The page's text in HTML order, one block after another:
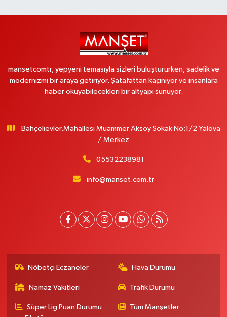
mansetcomtr, yepyeni temasıyla sizleri buluştururken, sadelik ve
modernizmi bir araya getiriyor. Şatafattan kaçınıyor ve insanlara
haber okuyabilecekleri bir altyapı sunuyor.
Bahçelievler.Mahallesi Muammer Aksoy Sokak No:1/2 Yalova
/ Merkez
05532238981
info@manset.com.tr
Nöbetçi Eczaneler Hava Durumu
Namaz Vakitleri Trafik Durumu
Süper Lig Puan Durumu
Tüm Manşetler